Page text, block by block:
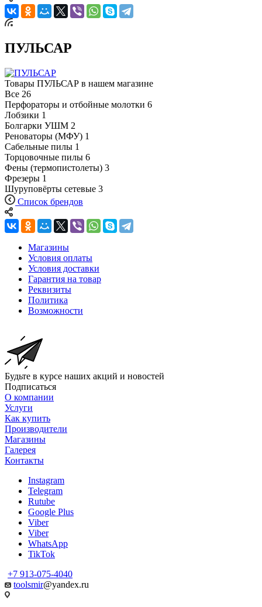
ПУЛЬСАР
Товары ПУЛЬСАР в нашем магазине
Все 26
Перфораторы и отбойные молотки 6
Лобзики 1
Болгарки УШМ 2
Реноваторы (МФУ) 1
Сабельные пилы 1
Торцовочные пилы 6
Фены (термопистолеты) 3
Фрезеры 1
Шуруповёрты сетевые 3
Список брендов
Магазины
Условия оплаты
Условия доставки
Гарантия на товар
Реквизиты
Политика
Возможности
Будьте в курсе наших акций и новостей
Подписаться
О компании
Услуги
Как купить
Производители
Магазины
Галерея
Контакты
Instagram
Telegram
Rutube
Google Plus
Viber
Viber
WhatsApp
TikTok
+7 913-075-4040
toolsmir@yandex.ru